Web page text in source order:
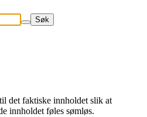
Søk
det faktiske innholdet slik at
innholdet føles sømløs.